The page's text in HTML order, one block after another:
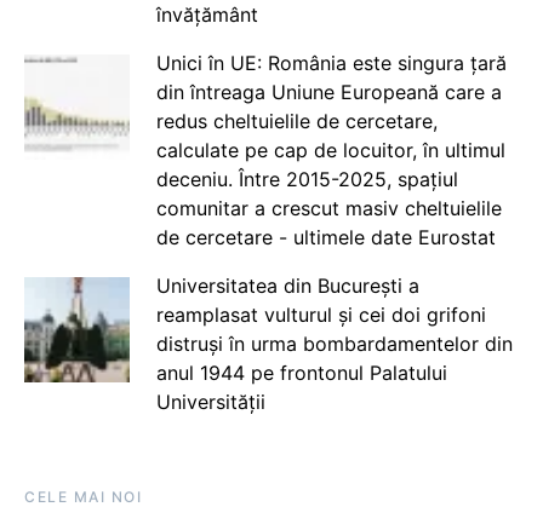
învățământ
Unici în UE: România este singura țară
din întreaga Uniune Europeană care a
redus cheltuielile de cercetare,
calculate pe cap de locuitor, în ultimul
deceniu. Între 2015-2025, spațiul
comunitar a crescut masiv cheltuielile
de cercetare - ultimele date Eurostat
Universitatea din București a
reamplasat vulturul și cei doi grifoni
distruși în urma bombardamentelor din
anul 1944 pe frontonul Palatului
Universității
CELE MAI NOI